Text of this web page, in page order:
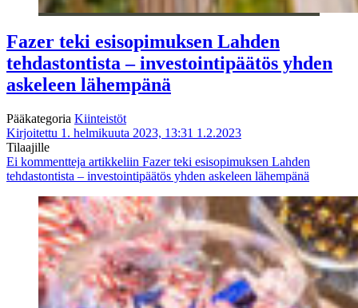
Fazer teki esisopimuksen Lahden
tehdastontista – investointipäätös yhden
askeleen lähempänä
Pääkategoria Kiinteistöt
Kirjoitettu 1. helmikuuta 2023, 13:31 1.2.2023
Tilaajille
Ei kommentteja artikkeliin Fazer teki esisopimuksen Lahden
tehdastontista – investointipäätös yhden askeleen lähempänä